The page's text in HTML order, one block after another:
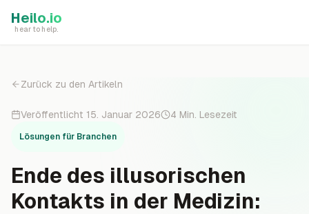
Heilo.io
hear to help.
Zurück zu den Artikeln
Veröffentlicht 15. Januar 2026 4 Min. Lesezeit
Lösungen für Branchen
Ende des illusorischen
Kontakts in der Medizin: